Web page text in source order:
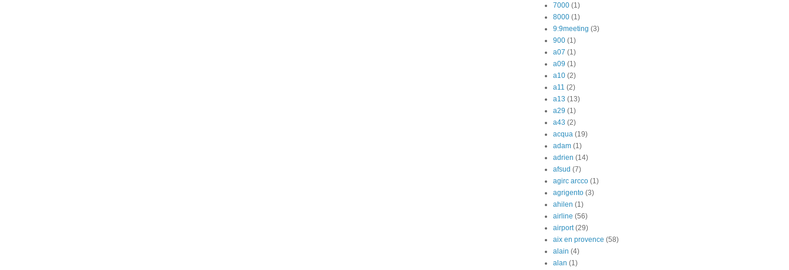
7000 (1)
8000 (1)
9:9meeting (3)
900 (1)
a07 (1)
a09 (1)
a10 (2)
a11 (2)
a13 (13)
a29 (1)
a43 (2)
acqua (19)
adam (1)
adrien (14)
afsud (7)
agirc arcco (1)
agrigento (3)
ahilen (1)
airline (56)
airport (29)
aix en provence (58)
alain (4)
alan (1)